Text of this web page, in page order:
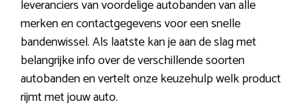
leveranciers van voordelige autobanden van alle
merken en contactgegevens voor een snelle
bandenwissel. Als laatste kan je aan de slag met
belangrijke info over de verschillende soorten
autobanden en vertelt onze keuzehulp welk product
rijmt met jouw auto.